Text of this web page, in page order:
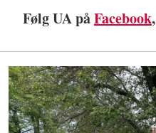
Følg UA påFacebook,